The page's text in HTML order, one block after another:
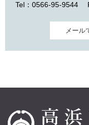
Tel：0566-95-9544
メール